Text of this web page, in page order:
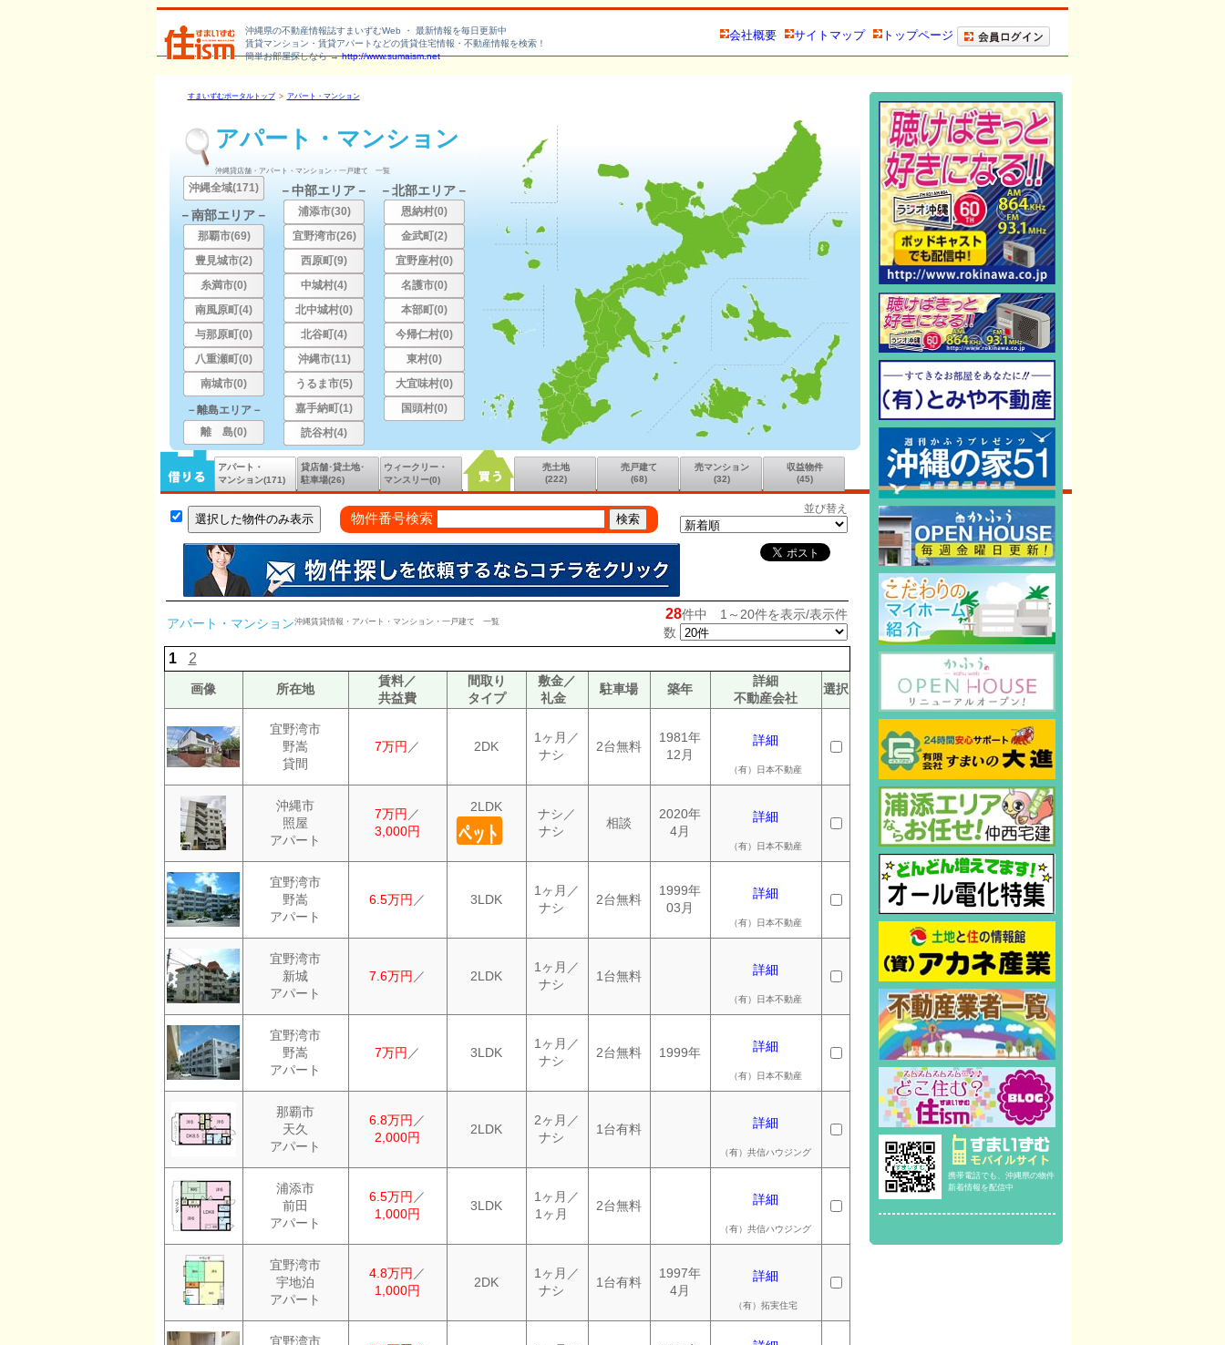
沖縄県の不動産情報誌すまいずむWeb ・ 最新情報を毎日更新中
賃貸マンション・賃貸アパートなどの賃貸住宅情報・不動産情報を検索！
簡単お部屋探しなら →http://www.sumaism.net
会社概要 サイトマップ トップページ
すまいずむポータルトップ > アパート・マンション
アパート・マンション
沖縄貸店舗・アパート・マンション・一戸建て 一覧
沖縄全域(171)
－南部エリア－
那覇市(69)
豊見城市(2)
糸満市(0)
南風原町(4)
与那原町(0)
八重瀬町(0)
南城市(0)
－離島エリア－
離 島(0)
－中部エリア－
浦添市(30)
宜野湾市(26)
西原町(9)
中城村(4)
北中城村(0)
北谷町(4)
沖縄市(11)
うるま市(5)
嘉手納町(1)
読谷村(4)
－北部エリア－
恩納村(0)
金武町(2)
宜野座村(0)
名護市(0)
本部町(0)
今帰仁村(0)
東村(0)
大宜味村(0)
国頭村(0)
アパート・
マンション(171)
貸店舗･貸土地･
駐車場(26)
ウィークリー・
マンスリー(0)
売土地
(222)
売戸建て
(68)
売マンション
(32)
収益物件
(45)
物件番号検索
並び替え
アパート・マンション沖縄賃貸情報・アパート・マンション・一戸建て 一覧
28件中 1～20件を表示/表示件
数
1 2
画像 所在地
賃料／
共益費
間取り
タイプ
敷金／
礼金
駐車場 築年
詳細
不動産会社
選択
宜野湾市
野嵩
貸間
7万円 ／ 2DK
1ヶ月／
ナシ
2台無料
1981年
12月
詳細
（有）日本不動産
沖縄市
照屋
アパート
7万円 ／
3,000円
2LDK
ペット
ナシ／
ナシ
相談
2020年
4月
詳細
（有）日本不動産
宜野湾市
野嵩
アパート
6.5万円 ／ 3LDK
1ヶ月／
ナシ
2台無料
1999年
03月
詳細
（有）日本不動産
宜野湾市
新城
アパート
7.6万円 ／ 2LDK
1ヶ月／
ナシ
1台無料 詳細
（有）日本不動産
宜野湾市
野嵩
アパート
7万円 ／ 3LDK
1ヶ月／
ナシ
2台無料 1999年 詳細
（有）日本不動産
那覇市
天久
アパート
6.8万円 ／
2,000円
2LDK
2ヶ月／
ナシ
1台有料 詳細
（有）共信ハウジング
浦添市
前田
アパート
6.5万円 ／
1,000円
3LDK
1ヶ月／
1ヶ月
2台無料 詳細
（有）共信ハウジング
宜野湾市
宇地泊
アパート
4.8万円 ／
1,000円
2DK
1ヶ月／
ナシ
1台有料
1997年
4月
詳細
（有）拓実住宅
宜野湾市
携帯電話でも、沖縄県の物件
新着情報を配信中